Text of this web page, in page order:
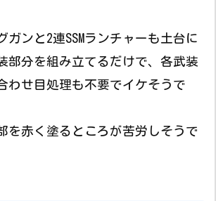
ガンと2連SSMランチャーも土台に
部分を組み立てるだけで、各武装
わせ目処理も不要でイケそうで
を赤く塗るところが苦労しそうで